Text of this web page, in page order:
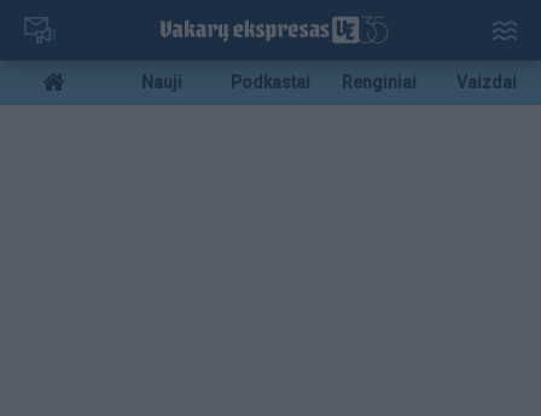
Pereiti
pagrindinį
turinį
Mobile
menu
Nauji Podkastai Renginiai Vaizdai